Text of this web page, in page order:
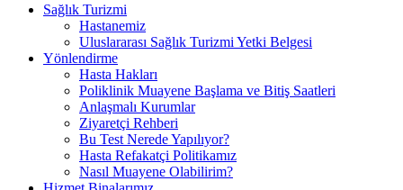
Sağlık Turizmi
Hastanemiz
Uluslararası Sağlık Turizmi Yetki Belgesi
Yönlendirme
Hasta Hakları
Poliklinik Muayene Başlama ve Bitiş Saatleri
Anlaşmalı Kurumlar
Ziyaretçi Rehberi
Bu Test Nerede Yapılıyor?
Hasta Refakatçi Politikamız
Nasıl Muayene Olabilirim?